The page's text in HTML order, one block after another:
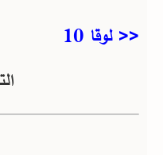
<< لوقا 10